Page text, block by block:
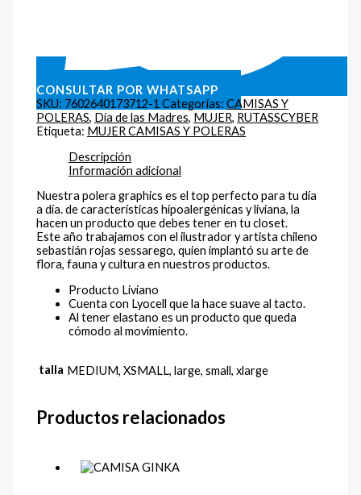
CONSULTAR POR WHATSAPP
SKU: 7602640173712-1 Categorías:CAMISAS Y
POLERAS, Día de las Madres, MUJER, RUTASSCYBER
Etiqueta: MUJER CAMISAS Y POLERAS
Descripción
Información adicional
Nuestra polera graphics es el top perfecto para tu día
a día. de características hipoalergénicas y liviana, la
hacen un producto que debes tener en tu closet.
Este año trabajamos con el ilustrador y artista chileno
sebastián rojas sessarego, quien implantó su arte de
flora, fauna y cultura en nuestros productos.
Producto Liviano
Cuenta con Lyocell que la hace suave al tacto.
Al tener elastano es un producto que queda
cómodo al movimiento.
talla MEDIUM, XSMALL, large, small, xlarge
Productos relacionados